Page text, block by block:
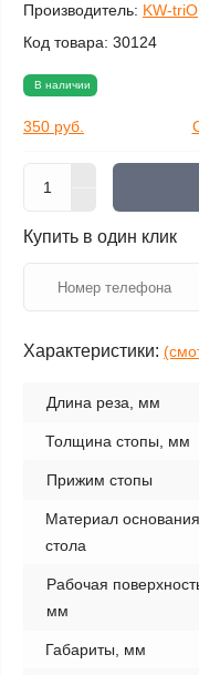
Производитель: KW-triO
Код товара: 30124
В наличии
350 руб.
Купить в один клик
Характеристики:
Длина реза, мм
Толщина стопы, мм
Прижим стопы
Материал основания
стола
Рабочая
мм
Габариты, мм